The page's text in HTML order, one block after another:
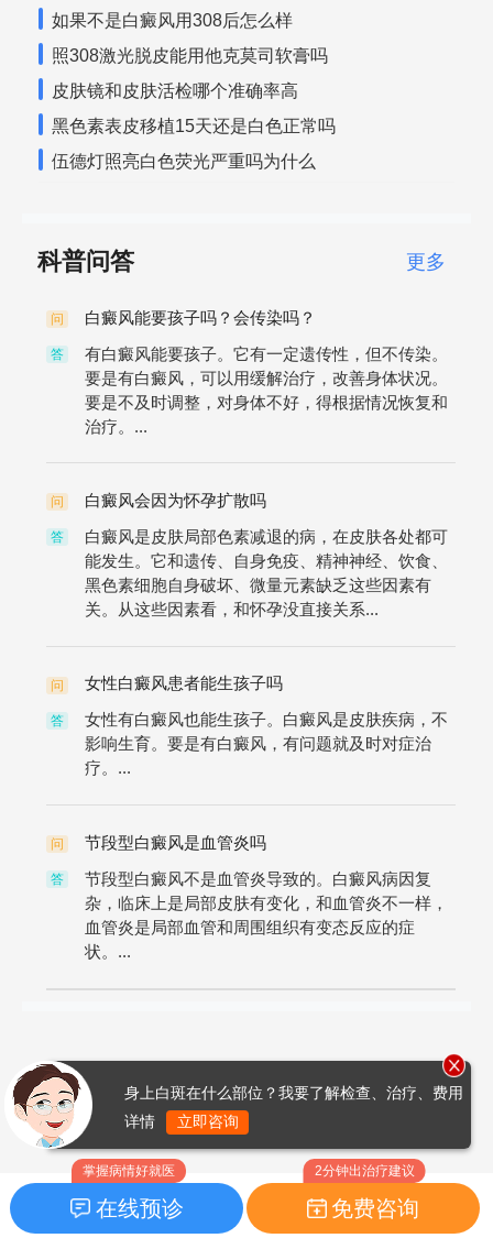
如果不是白癜风用308后怎么样
照308激光脱皮能用他克莫司软膏吗
皮肤镜和皮肤活检哪个准确率高
黑色素表皮移植15天还是白色正常吗
伍德灯照亮白色荧光严重吗为什么
科普问答 更多
问 白癜风能要孩子吗？会传染吗？
答
有白癜风能要孩子。它有一定遗传性，但不传染。
要是有白癜风，可以用缓解治疗，改善身体状况。
要是不及时调整，对身体不好，得根据情况恢复和
治疗。...
问 白癜风会因为怀孕扩散吗
答
白癜风是皮肤局部色素减退的病，在皮肤各处都可
能发生。它和遗传、自身免疫、精神神经、饮食、
黑色素细胞自身破坏、微量元素缺乏这些因素有
关。从这些因素看，和怀孕没直接关系...
问 女性白癜风患者能生孩子吗
答
女性有白癜风也能生孩子。白癜风是皮肤疾病，不
影响生育。要是有白癜风，有问题就及时对症治
疗。...
问 节段型白癜风是血管炎吗
答
节段型白癜风不是血管炎导致的。白癜风病因复
杂，临床上是局部皮肤有变化，和血管炎不一样，
血管炎是局部血管和周围组织有变态反应的症
状。...
掌握病情好就医
在线预诊
2分钟出治疗建议
免费咨询
身上白斑在什么部位？我要了解检查、治疗、费用
详情
立即咨询